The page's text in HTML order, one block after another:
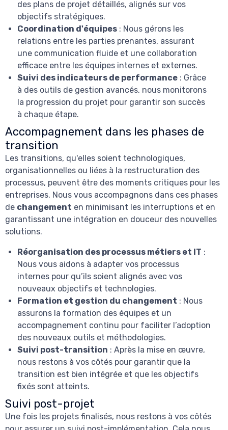
des plans de projet détaillés, alignés sur vos
objectifs stratégiques.
Coordination d'équipes : Nous gérons les
relations entre les parties prenantes, assurant
une communication fluide et une collaboration
efficace entre les équipes internes et externes.
Suivi des indicateurs de performance : Grâce
à des outils de gestion avancés, nous monitorons
la progression du projet pour garantir son succès
à chaque étape.
Accompagnement dans les phases de
transition
Les transitions, qu'elles soient technologiques,
organisationnelles ou liées à la restructuration des
processus, peuvent être des moments critiques pour les
entreprises. Nous vous accompagnons dans ces phases
de changement en minimisant les interruptions et en
garantissant une intégration en douceur des nouvelles
solutions.
Réorganisation des processus métiers et IT :
Nous vous aidons à adapter vos processus
internes pour qu’ils soient alignés avec vos
nouveaux objectifs et technologies.
Formation et gestion du changement : Nous
assurons la formation des équipes et un
accompagnement continu pour faciliter l’adoption
des nouveaux outils et méthodologies.
Suivi post-transition : Après la mise en œuvre,
nous restons à vos côtés pour garantir que la
transition est bien intégrée et que les objectifs
fixés sont atteints.
Suivi post-projet
Une fois les projets finalisés, nous restons à vos côtés